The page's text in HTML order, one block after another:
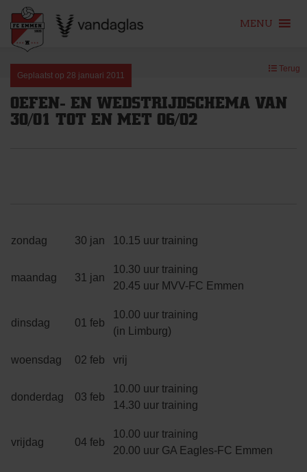
content
MENU
Geplaatst op 28 januari 2011
Terug
OEFEN- EN WEDSTRIJDSCHEMA VAN
30/01 TOT EN MET 06/02
zondag 30 jan 10.15 uur training
maandag 31 jan
10.30 uur training
20.45 uur MVV-FC Emmen
dinsdag 01 feb
10.00 uur training
(in Limburg)
woensdag 02 feb vrij
donderdag 03 feb
10.00 uur training
14.30 uur training
vrijdag 04 feb
10.00 uur training
20.00 uur GA Eagles-FC Emmen